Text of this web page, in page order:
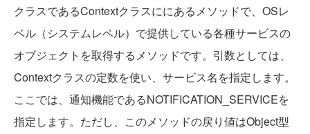
クラスであるContextクラスににあるメソッドで、OSレ
ベル（システムレベル）で提供している各種サービスの
オブジェクトを取得するメソッドです。引数としては、
Contextクラスの定数を使い、サービス名を指定します。
ここでは、通知機能であるNOTIFICATION_SERVICEを
指定します。ただし、このメソッドの戻り値はObject型